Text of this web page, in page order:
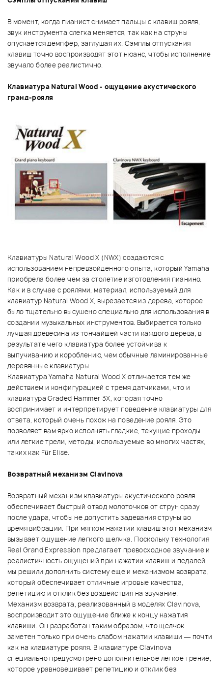
В момент, когда пианист снимает пальцы с клавиш рояля,
звук инструмента слегка меняется, так как на струны
опускается демпфер, заглушая их. Сэмплы отпускания
клавиш точно воспроизводят этот нюанс, чтобы исполнение
звучало более реалистично.
Клавиатура Natural Wood - ощущение акустического
гранд-рояля
Клавиатуры Natural Wood X (NWX) создаются с
использованием непревзойденного опыта, который Yamaha
приобрела более чем за столетие изготовления пианино.
Как и в случае с роялями, материал, используемый для
клавиатур Natural Wood X, вырезается из дерева, которое
было тщательно высушено специально для использования в
создании музыкальных инструментов. Выбирается только
лучшая древесина из тончайшей части каждого дерева, в
результате чего клавиатура более устойчива к
выпучиванию и короблению, чем обычные ламинированные
деревянные клавиатуры.
Клавиатура Yamaha Natural Wood X отличается тем же
действием и конфигурацией с тремя датчиками, что и
клавиатура Graded Hammer 3X, которая точно
воспринимает и интерпретирует поведение клавиатуры для
ответа, который очень похож на поведение рояля. Это
позволяет вам ярко исполнять гладкие, текущие проходы
или легкие трели, методы, используемые во многих частях,
таких как Für Elise.
Возвратный механизм Clavinova
Возвратный механизм клавиатуры акустического рояля
обеспечивает быстрый отвод молоточков от струн сразу
после удара, чтобы не допустить задевания струны во
время вибрации. При мягком нажатии клавиш этот механизм
вызывает ощущение легкого щелчка. Поскольку технология
Real Grand Expression предлагает превосходное звучание и
реалистичность ощущений при нажатии клавиш и педалей,
мы решили дополнить систему еще и механизмом возврата,
который обеспечивает отличные игровые качества,
репетицию и отклик без воздействия на звучание.
Механизм возврата, реализованный в моделях Clavinova,
воспроизводит это ощущение ближе к концу нажатия
клавиши. Он разработан таким образом, что щелчок
заметен только при очень слабом нажатии клавиши — почти
как на клавиатуре рояля. В клавиатуре Clavinova
специально предусмотрено дополнительное легкое трение,
которое уравновешивает репетицию и отклик без